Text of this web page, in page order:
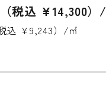
遮熱材
税込 ¥14,300）
込 ¥9,243）/㎡